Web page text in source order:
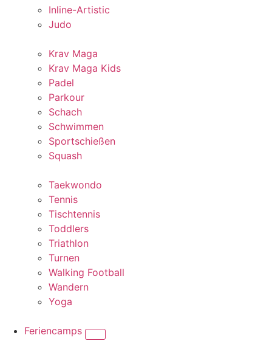
Inline-Artistic
Judo
Krav Maga
Krav Maga Kids
Padel
Parkour
Schach
Schwimmen
Sportschießen
Squash
Taekwondo
Tennis
Tischtennis
Toddlers
Triathlon
Turnen
Walking Football
Wandern
Yoga
Feriencamps